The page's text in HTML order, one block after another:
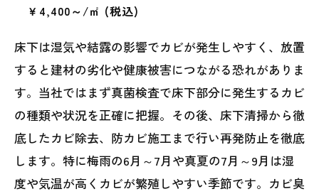
￥4,400～/㎡ (税込)
床下は湿気や結露の影響でカビが発生しやすく、放置
すると建材の劣化や健康被害につながる恐れがありま
す。当社ではまず真菌検査で床下部分に発生するカビ
の種類や状況を正確に把握。その後、床下清掃から徹
底したカビ除去、防カビ施工まで行い再発防止を徹底
します。特に梅雨の6月～7月や真夏の7月～9月は湿
度や気温が高くカビが繁殖しやすい季節です。カビ臭